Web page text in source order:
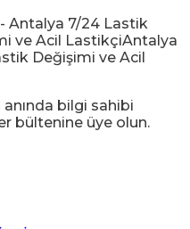
bilgi sahibi
bültenine üye olun.